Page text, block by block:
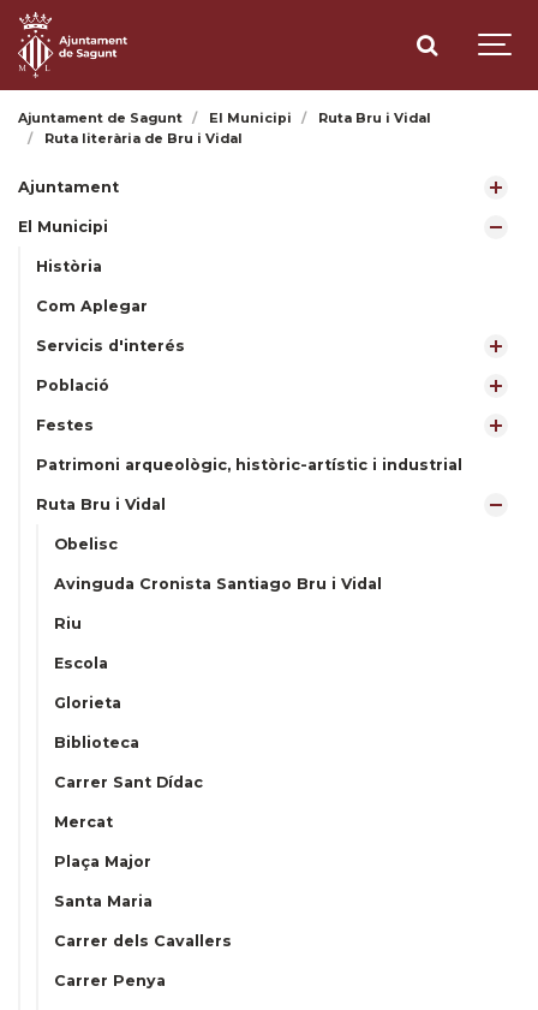
Ajuntament de Sagunt El Municipi
Ruta Bru i Vidal
Ruta literària de Bru i Vidal
Ajuntament
El Municipi
Història
Com Aplegar
Servicis d'interés
Població
Festes
Patrimoni arqueològic, històric-artístic i industrial
Ruta Bru i Vidal
Obelisc
Avinguda Cronista Santiago Bru i Vidal
Riu
Escola
Glorieta
Biblioteca
Carrer Sant Dídac
Mercat
Plaça Major
Santa Maria
Carrer dels Cavallers
Carrer Penya